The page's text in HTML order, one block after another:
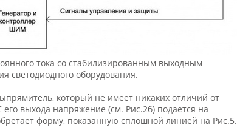
тока со стабилизированным выходным
светодиодного оборудования.
который не имеет никаких отличий от
выхода напряжение (см. Рис.2б) подается на
форму, показанную сплошной линией на Рис.5.